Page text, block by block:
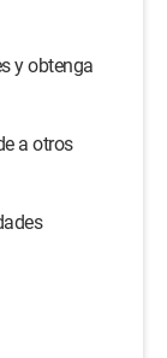
y obtenga
a otros